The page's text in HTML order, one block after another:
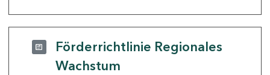
Förderrichtlinie Regionales
Wachstum